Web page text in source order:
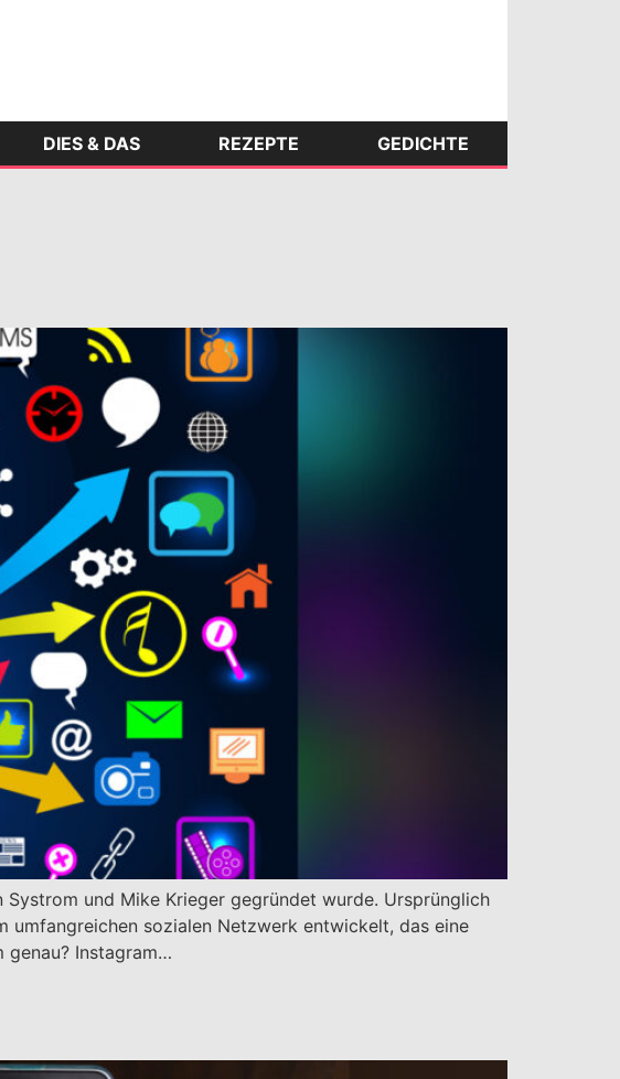
DIES & DAS REZEPTE GEDICHTE
und Mike Krieger gegründet wurde. Ursprünglich
umfangreichen sozialen Netzwerk entwickelt, das eine
genau? Instagram…